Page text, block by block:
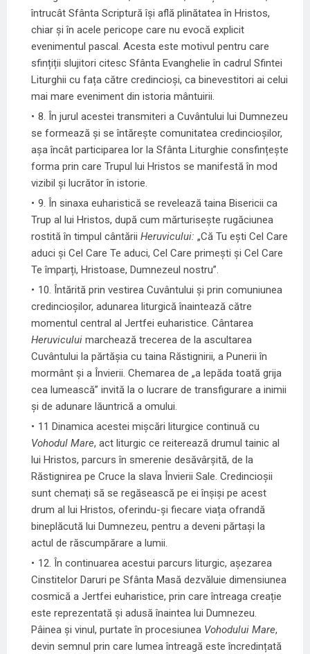
întrucât Sfânta Scriptură își află plinătatea în Hristos,
chiar și în acele pericope care nu evocă explicit
evenimentul pascal. Acesta este motivul pentru care
sfințiții slujitori citesc Sfânta Evanghelie în cadrul Sfintei
Liturghii cu fața către credincioși, ca binevestitori ai celui
mai mare eveniment din istoria mântuirii.
8. În jurul acestei transmiteri a Cuvântului lui Dumnezeu
se formează și se întărește comunitatea credincioșilor,
așa încât participarea lor la Sfânta Liturghie consfințește
forma prin care Trupul lui Hristos se manifestă în mod
vizibil și lucrător în istorie.
9. În sinaxa euharistică se revelează taina Bisericii ca
Trup al lui Hristos, după cum mărturisește rugăciunea
rostită în timpul cântării Heruvicului: „Că Tu ești Cel Care
aduci și Cel Care Te aduci, Cel Care primești și Cel Care
Te împarți, Hristoase, Dumnezeul nostru”.
10. Întărită prin vestirea Cuvântului și prin comuniunea
credincioșilor, adunarea liturgică înaintează către
momentul central al Jertfei euharistice. Cântarea
Heruvicului marchează trecerea de la ascultarea
Cuvântului la părtășia cu taina Răstignirii, a Punerii în
mormânt și a Învierii. Chemarea de „a lepăda toată grija
cea lumească” invită la o lucrare de transfigurare a inimii
și de adunare lăuntrică a omului.
11 Dinamica acestei mișcări liturgice continuă cu
Vohodul Mare, act liturgic ce reiterează drumul tainic al
lui Hristos, parcurs în smerenie desăvârșită, de la
Răstignirea pe Cruce la slava Învierii Sale. Credincioșii
sunt chemați să se regăsească pe ei înșiși pe acest
drum al lui Hristos, oferindu-și fiecare viața ofrandă
bineplăcută lui Dumnezeu, pentru a deveni părtași la
actul de răscumpărare a lumii.
12. În continuarea acestui parcurs liturgic, așezarea
Cinstitelor Daruri pe Sfânta Masă dezvăluie dimensiunea
cosmică a Jertfei euharistice, prin care întreaga creație
este reprezentată și adusă înaintea lui Dumnezeu.
Pâinea și vinul, purtate în procesiunea Vohodului Mare,
devin semnul prin care lumea întreagă este încredințată